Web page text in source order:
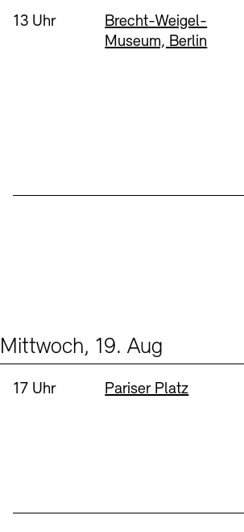
Uhrzeit:
13 Uhr Standort
Brecht-Weigel-
Museum, Berlin
Mittwoch, 19. Aug
Uhrzeit:
17 Uhr Standort
Pariser Platz